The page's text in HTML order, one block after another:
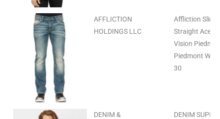
AFFLICTION
HOLDINGS LLC
Affliction Slim
Straight Ace
Vision Piedm
Piedmont
30
DENIM &
DENIM SUPPLY